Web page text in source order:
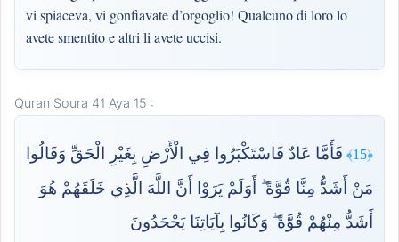
vi spiaceva, vi gonfiavate d’orgoglio! Qualcuno di loro lo
avete smentito e altri li avete uccisi.
Quran Soura 41 Aya 15 :
﴿15﴾
فَأَمَّا عَادٌ فَاسْتَكْبَرُوا فِي الْأَرْضِ بِغَيْرِ الْحَقِّ وَقَالُوا
مَنْ أَشَدُّ مِنَّا قُوَّةً ۖ أَوَلَمْ يَرَوْا أَنَّ اللَّهَ الَّذِي خَلَقَهُمْ هُوَ
أَشَدُّ مِنْهُمْ قُوَّةً ۖ وَكَانُوا بِآيَاتِنَا يَجْحَدُونَ